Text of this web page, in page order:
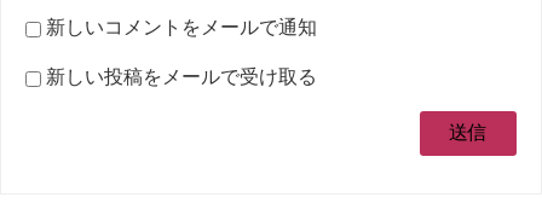
新しいコメントをメールで通知
新しい投稿をメールで受け取る